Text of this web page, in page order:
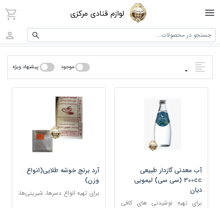
لوازم قنادی مرکزی
جستجو در محصولات...
موجود پیشنهاد ویژه
آب معدنی گازدار طبیعی
300cc (سی سی) لیمویی
دیان
برای تهیه نوشیدنی های کافی
آرد برنج خوشه طلایی(انواع
وزن)
برای تهیه انواع دسرها، شیرینی‌ها،